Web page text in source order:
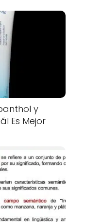
y
Es Mejor